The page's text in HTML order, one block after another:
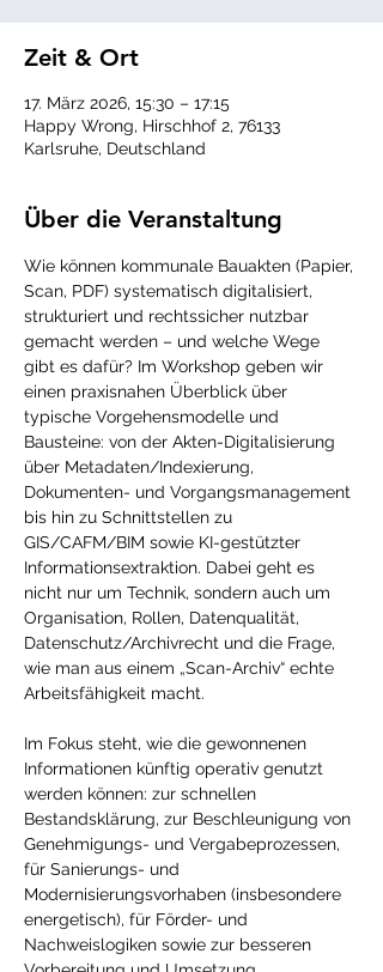
Zeit & Ort
17. März 2026, 15:30 – 17:15
Happy Wrong, Hirschhof 2, 76133
Karlsruhe, Deutschland
Über die Veranstaltung
Wie können kommunale Bauakten (Papier,
Scan, PDF) systematisch digitalisiert,
strukturiert und rechtssicher nutzbar
gemacht werden – und welche Wege
gibt es dafür? Im Workshop geben wir
einen praxisnahen Überblick über
typische Vorgehensmodelle und
Bausteine: von der Akten-Digitalisierung
über Metadaten/Indexierung,
Dokumenten- und Vorgangsmanagement
bis hin zu Schnittstellen zu
GIS/CAFM/BIM sowie KI-gestützter
Informationsextraktion. Dabei geht es
nicht nur um Technik, sondern auch um
Organisation, Rollen, Datenqualität,
Datenschutz/Archivrecht und die Frage,
wie man aus einem „Scan-Archiv“ echte
Arbeitsfähigkeit macht.
Im Fokus steht, wie die gewonnenen
Informationen künftig operativ genutzt
werden können: zur schnellen
Bestandsklärung, zur Beschleunigung von
Genehmigungs- und Vergabeprozessen,
für Sanierungs- und
Modernisierungsvorhaben (insbesondere
energetisch), für Förder- und
Nachweislogiken sowie zur besseren